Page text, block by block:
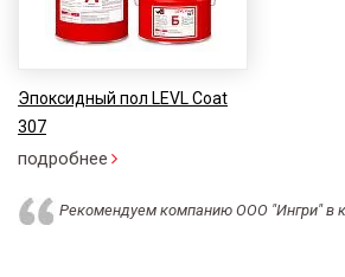
Эпоксидный пол LEVL Coat
307
подробнее
Рекомендуем компанию ООО "Ингри" в